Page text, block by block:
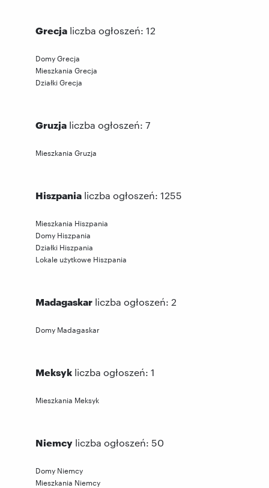
Grecja liczba ogłoszeń: 12
Domy Grecja
Mieszkania Grecja
Działki Grecja
Gruzja liczba ogłoszeń: 7
Mieszkania Gruzja
Hiszpania liczba ogłoszeń: 1255
Mieszkania Hiszpania
Domy Hiszpania
Działki Hiszpania
Lokale użytkowe Hiszpania
Madagaskar liczba ogłoszeń: 2
Domy Madagaskar
Meksyk liczba ogłoszeń: 1
Mieszkania Meksyk
Niemcy liczba ogłoszeń: 50
Domy Niemcy
Mieszkania Niemcy